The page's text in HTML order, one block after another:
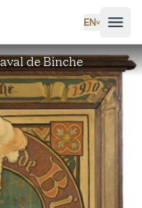
EN˅
de Binche